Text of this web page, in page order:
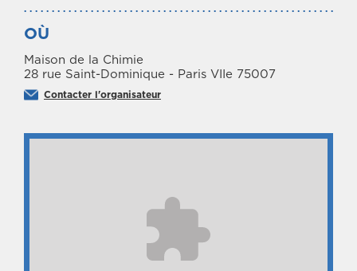
OÙ
Maison de la Chimie
28 rue Saint-Dominique - Paris VIIe 75007
Contacter l'organisateur